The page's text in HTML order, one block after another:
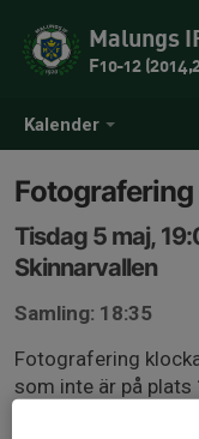
Kalender
Malungs
F10-12
Fotografering
Tisdag 5 maj,
Skinnarvallen
Samling: 18:35
Fotografering
som inte är på plats